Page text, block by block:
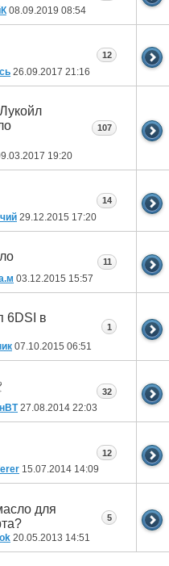
08.09.2019 08:54
26.09.2017 21:16
12
19:20
107
29.12.2015 17:20
14
03.12.2015 15:57
11
6DSI в
07.10.2015 06:51
1
27.08.2014 22:03
32
15.07.2014 14:09
12
для
20.05.2013 14:51
5